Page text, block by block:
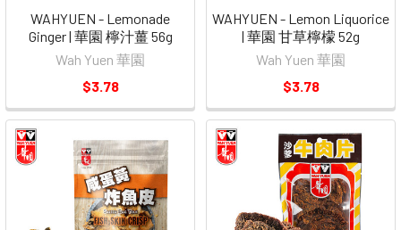
WAHYUEN - Lemonade
Ginger | 華園 檸汁薑 56g
Wah Yuen 華園
$3.78
WAHYUEN - Lemon Liquorice
| 華園 甘草檸檬 52g
Wah Yuen 華園
$3.78